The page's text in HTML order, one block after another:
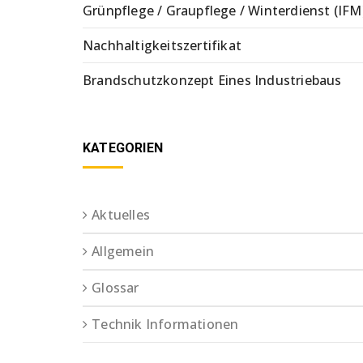
Grünpflege / Graupflege / Winterdienst
Nachhaltigkeitszertifikat
Brandschutzkonzept Eines Industriebaus
KATEGORIEN
Aktuelles
Allgemein
Glossar
Technik Informationen